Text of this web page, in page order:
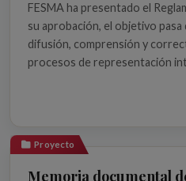
FESMA ha presentado el
su aprobación, el objetivo pasa
difusión, comprensión y
procesos de representación
Proyecto
Memoria documental